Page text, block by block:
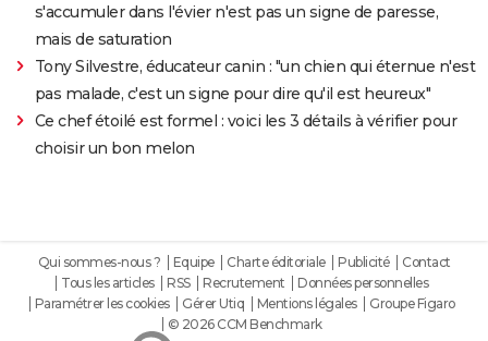
s'accumuler dans l'évier n'est pas un signe de paresse,
mais de saturation
Tony Silvestre, éducateur canin : "un chien qui éternue n'est
pas malade, c'est un signe pour dire qu'il est heureux"
Ce chef étoilé est formel : voici les 3 détails à vérifier pour
choisir un bon melon
Qui sommes-nous ? Equipe Charte éditoriale Publicité
Contact
Tous les articles
RSS Recrutement
Données personnelles
Paramétrer les cookies
Gérer Utiq Mentions légales
Groupe Figaro
© 2026 CCM Benchmark